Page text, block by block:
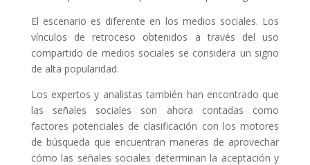
El escenario es diferente en los medios sociales. Los
vínculos de retroceso obtenidos a través del uso
compartido de medios sociales se considera un signo
de alta popularidad.
Los expertos y analistas también han encontrado que
las señales sociales son ahora contadas como
factores potenciales de clasificación con los motores
de búsqueda que encuentran maneras de aprovechar
cómo las señales sociales determinan la aceptación y